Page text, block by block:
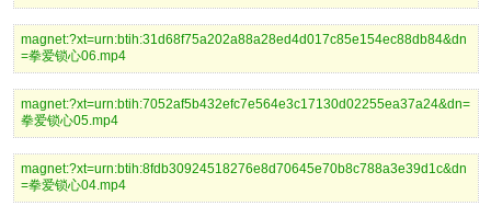
magnet:?xt=urn:btih:31d68f75a202a88a28ed4d017c85e154ec88db84&dn
=拳爱锁心06.mp4
magnet:?xt=urn:btih:7052af5b432efc7e564e3c17130d02255ea37a24&dn=
拳爱锁心05.mp4
magnet:?xt=urn:btih:8fdb30924518276e8d70645e70b8c788a3e39d1c&dn
=拳爱锁心04.mp4